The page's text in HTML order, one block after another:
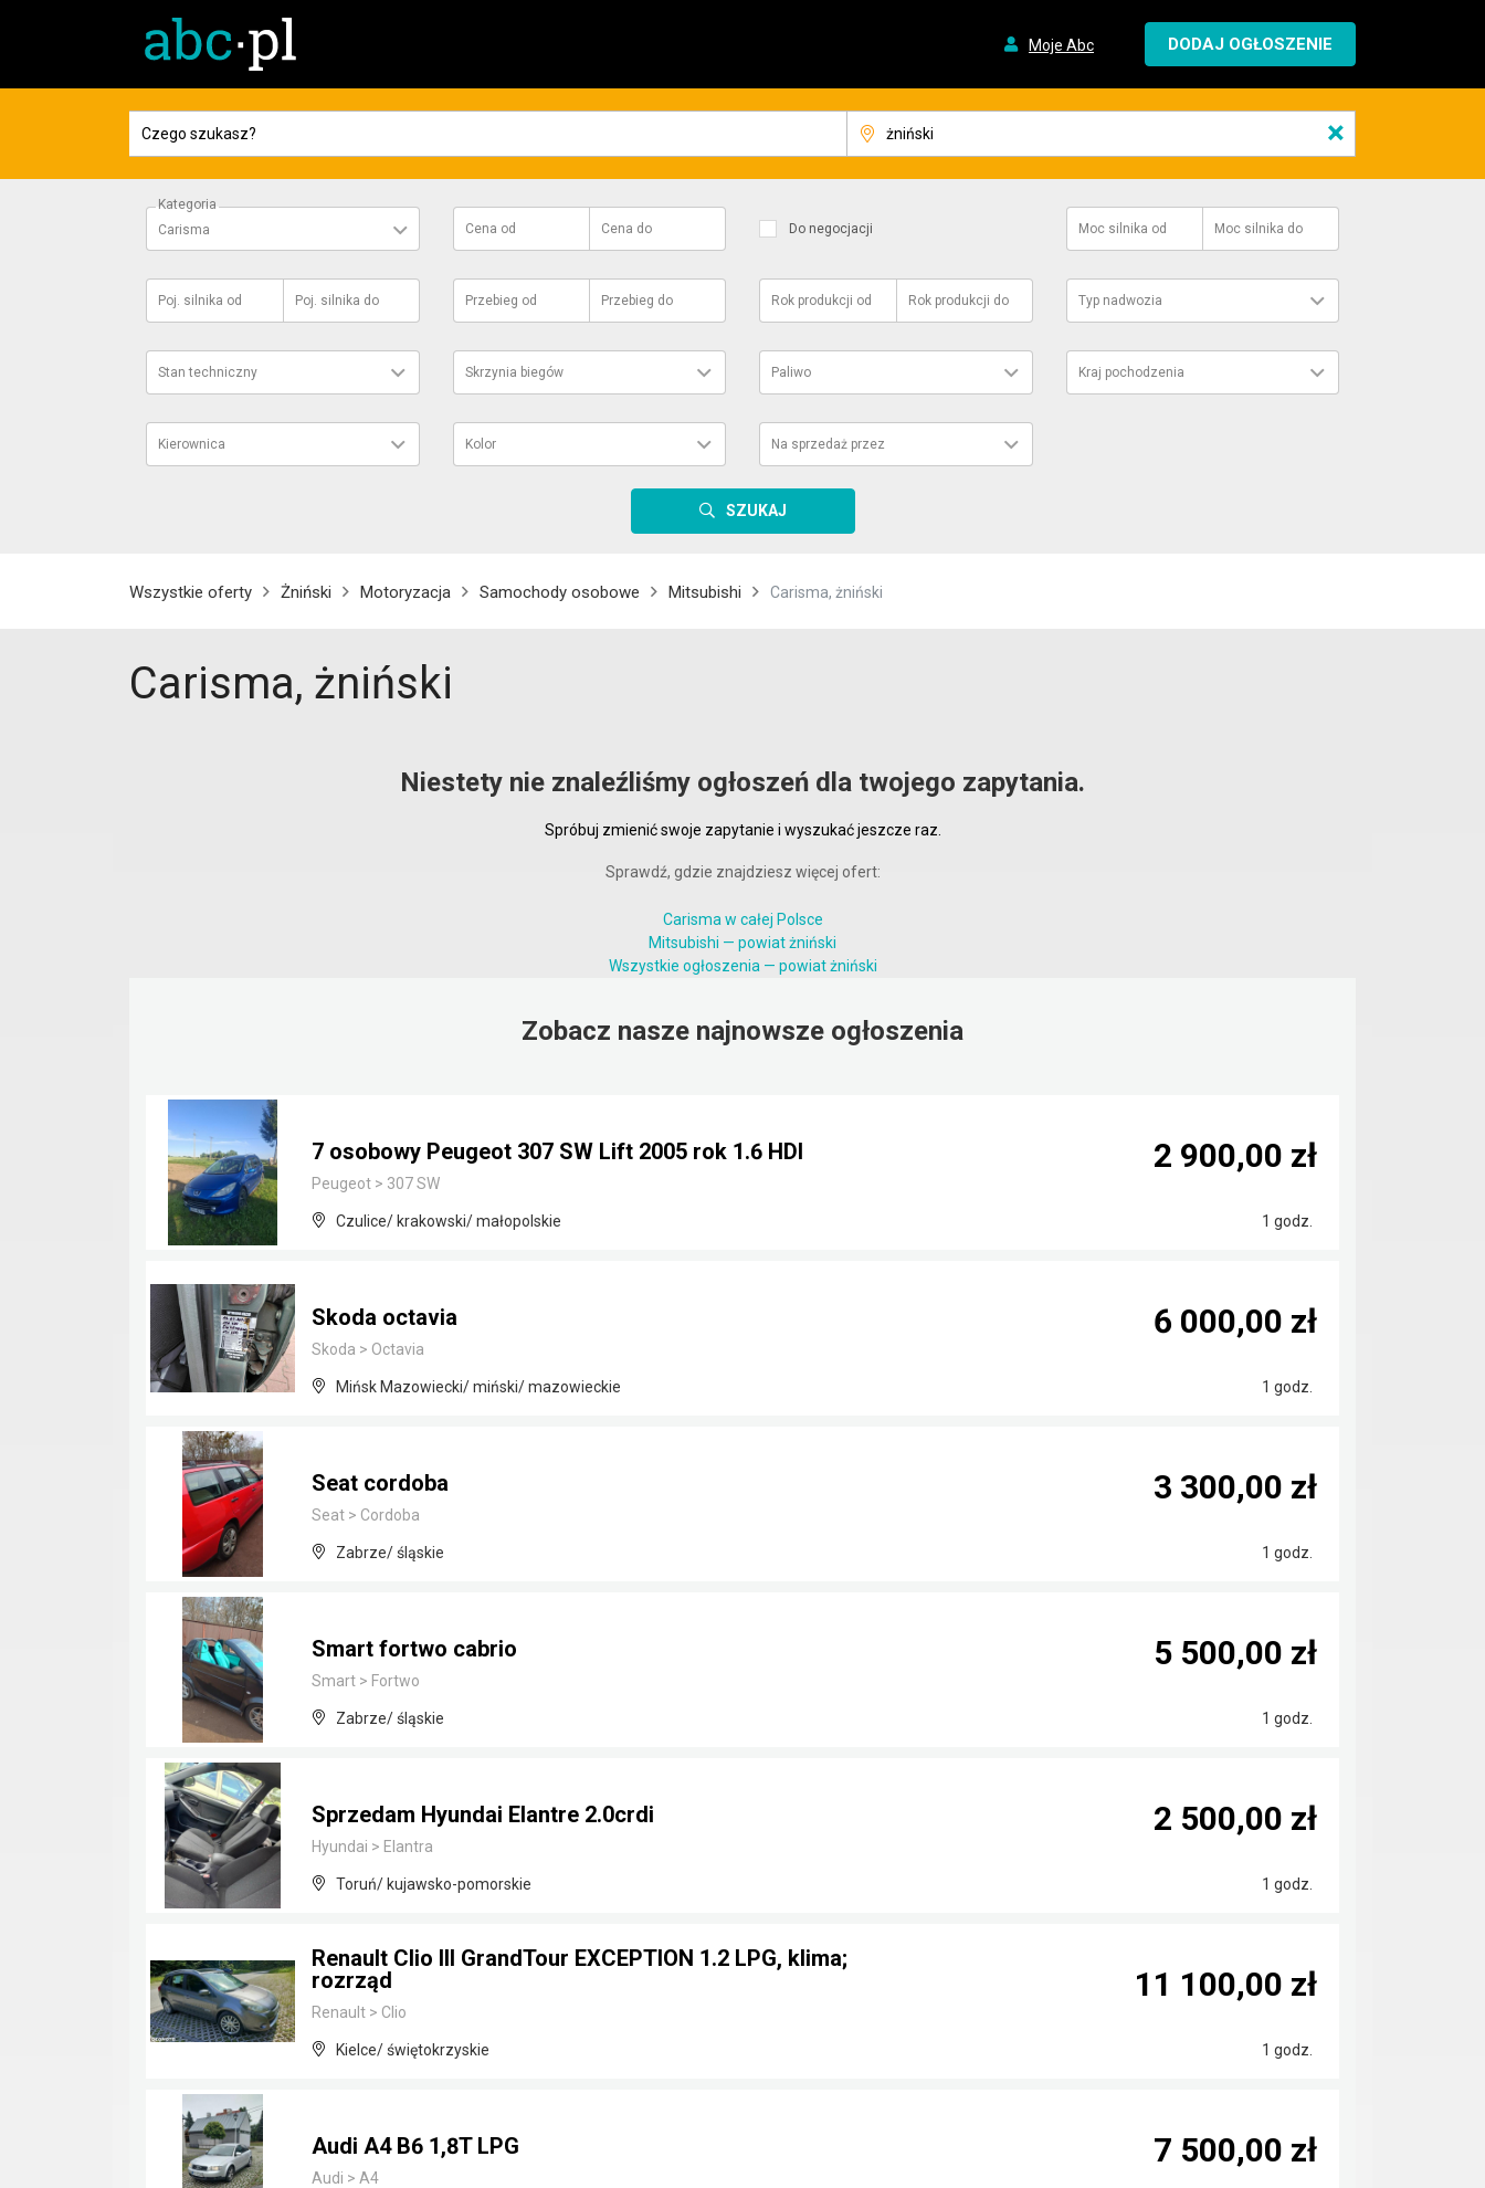
Moje Abc DODAJ OGŁOSZENIE
×
Kategoria
Carisma
Cena od Cena do Do negocjacji Moc silnika od Moc silnika do
Poj. silnika od Poj. silnika do Przebieg od Przebieg do Rok produkcji od Rok produkcji do Typ nadwozia
Stan techniczny Skrzynia biegów Paliwo Kraj pochodzenia
Kierownica Kolor Na sprzedaż przez
SZUKAJ
Wszystkie oferty Żniński Motoryzacja Samochody osobowe Mitsubishi Carisma, żniński
Carisma, żniński
Niestety nie znaleźliśmy ogłoszeń dla twojego zapytania.
Spróbuj zmienić swoje zapytanie i wyszukać jeszcze raz.
Sprawdź, gdzie znajdziesz więcej ofert:
Carisma w całej Polsce
Mitsubishi — powiat żniński
Wszystkie ogłoszenia — powiat żniński
Zobacz nasze najnowsze ogłoszenia
7 osobowy Peugeot 307 SW Lift 2005 rok 1.6 HDI
Peugeot > 307 SW
Czulice/ krakowski/ małopolskie 1 godz.
2 900,00 zł
Skoda octavia
Skoda > Octavia
Mińsk Mazowiecki/ miński/ mazowieckie 1 godz.
6 000,00 zł
Seat cordoba
Seat > Cordoba
Zabrze/ śląskie 1 godz.
3 300,00 zł
Smart fortwo cabrio
Smart > Fortwo
Zabrze/ śląskie 1 godz.
5 500,00 zł
Sprzedam Hyundai Elantre 2.0crdi
Hyundai > Elantra
Toruń/ kujawsko-pomorskie 1 godz.
2 500,00 zł
Renault Clio III GrandTour EXCEPTION 1.2 LPG, klima;
rozrząd
Renault > Clio
Kielce/ świętokrzyskie 1 godz.
11 100,00 zł
Audi A4 B6 1,8T LPG
Audi > A4
7 500,00 zł